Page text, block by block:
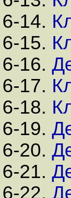
6-14.
6-15.
6-16.
6-17.
6-18.
6-19.
6-20.
6-21.
6-22.